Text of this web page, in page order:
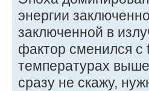
энергии
заключенной в
фактор сменился с
температурах
сразу не скажу,